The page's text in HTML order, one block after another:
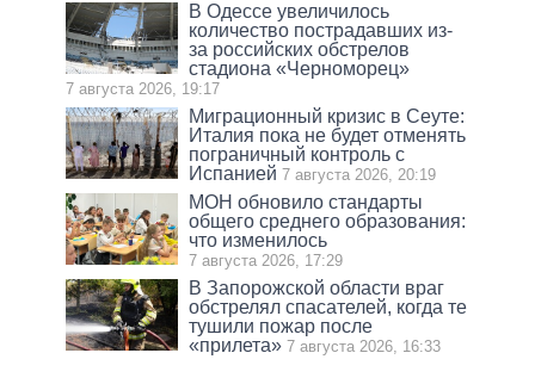
В Одессе увеличилось
количество пострадавших из-
за российских обстрелов
стадиона «Черноморец»
7 августа 2026, 19:17
Миграционный кризис в Сеуте:
Италия пока не будет отменять
пограничный контроль с
Испанией 7 августа 2026, 20:19
МОН обновило стандарты
общего среднего образования:
что изменилось
7 августа 2026, 17:29
В Запорожской области враг
обстрелял спасателей, когда те
тушили пожар после
«прилета» 7 августа 2026, 16:33